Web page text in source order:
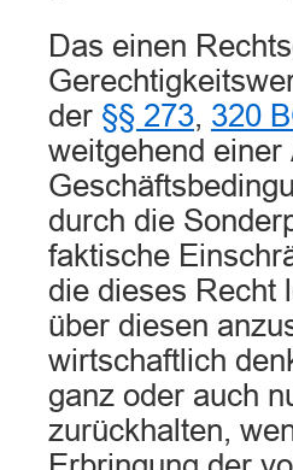
Das einen
der §§ 273, 320
weitgehend
durch die
faktische
die dieses Recht
über diesen
wirtschaftlich
ganz oder auch
zurückhalten,